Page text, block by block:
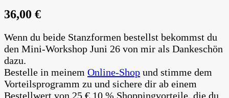
36,00 €
Wenn du beide Stanzformen bestellst bekommst du
den Mini-Workshop Juni 26 von mir als Dankeschön
dazu.
Bestelle in meinem Online-Shop und stimme dem
Vorteilsprogramm zu und sichere dir ab einem
Bestellwert von 25 € 10 % Shoppingvorteile, die du